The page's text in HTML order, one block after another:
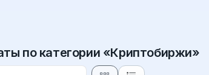
по категории «Криптобиржи»